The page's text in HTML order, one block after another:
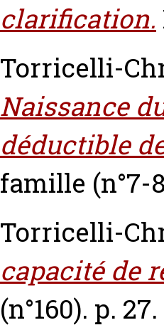
clarification.
Torricelli-
Naissance
déductible
famille (n°7-
Torricelli-
capacité de
(n°160). p. 27.